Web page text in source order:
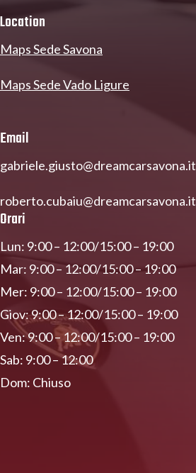
Location
Maps Sede Savona
Maps Sede Vado Ligure
Email
gabriele.giusto@dreamcarsavona.it
roberto.cubaiu@dreamcarsavona.it
Orari
Lun: 9:00 – 12:00/15:00 – 19:00
Mar: 9:00 – 12:00/15:00 – 19:00
Mer: 9:00 – 12:00/15:00 – 19:00
Giov: 9:00 – 12:00/15:00 – 19:00
Ven: 9:00 – 12:00/15:00 – 19:00
Sab: 9:00 – 12:00
Dom: Chiuso